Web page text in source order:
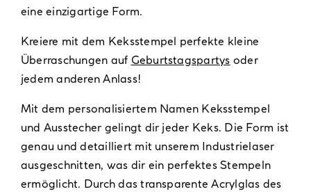
eine einzigartige Form.
Kreiere mit dem Keksstempel perfekte kleine
Überraschungen auf Geburtstagspartys oder
jedem anderen Anlass!
Mit dem personalisiertem Namen Keksstempel
und Ausstecher gelingt dir jeder Keks. Die Form ist
genau und detailliert mit unserem Industrielaser
ausgeschnitten, was dir ein perfektes Stempeln
ermöglicht. Durch das transparente Acrylglas des